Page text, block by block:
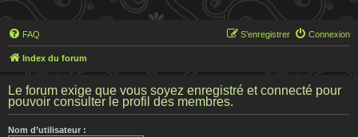
FAQ Connexion
S’enregistrer
Index du forum
Le forum exige que vous soyez enregistré et connecté pour
pouvoir consulter le profil des membres.
Nom d’utilisateur :